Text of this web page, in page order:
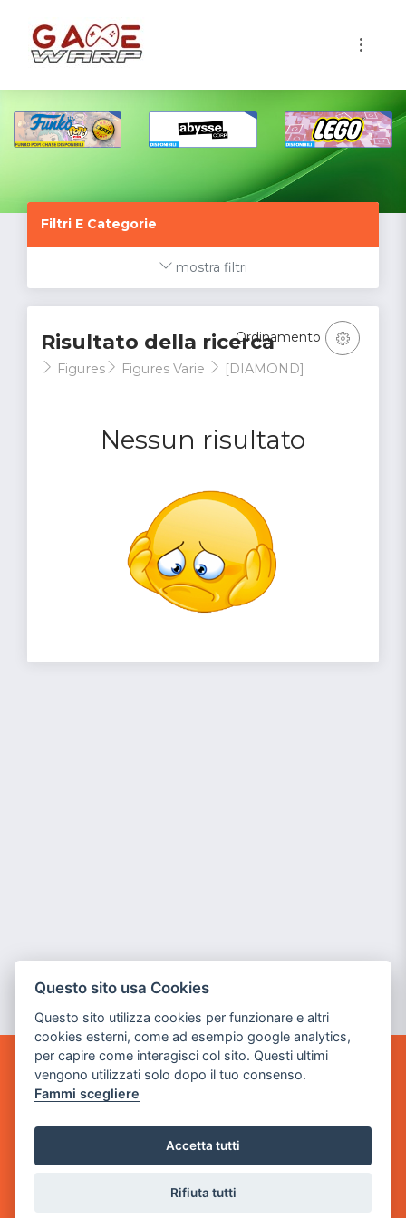
Filtri E Categorie
mostra filtri
Risultato della ricerca
Figures Figures Varie [DIAMOND]
Nessun risultato
Ordinamento
GAME WARP
BY POWER GAME SRL
via Villaggio dei Platani, 3
Questo sito usa Cookies
Questo sito utilizza cookies per funzionare e altri
cookies esterni, come ad esempio google analytics,
per capire come interagisci col sito. Questi ultimi
vengono utilizzati solo dopo il tuo consenso.
Fammi scegliere
Accetta tutti
Rifiuta tutti